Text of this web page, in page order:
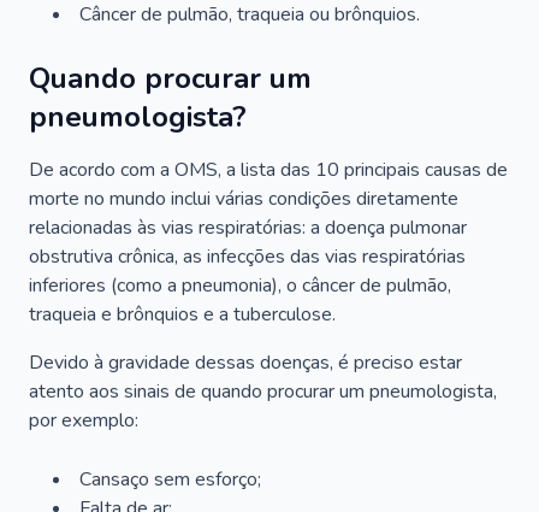
Câncer de pulmão, traqueia ou brônquios.
Quando procurar um
pneumologista?
De acordo com a OMS, a lista das 10 principais causas de
morte no mundo inclui várias condições diretamente
relacionadas às vias respiratórias: a doença pulmonar
obstrutiva crônica, as infecções das vias respiratórias
inferiores (como a pneumonia), o câncer de pulmão,
traqueia e brônquios e a tuberculose.
Devido à gravidade dessas doenças, é preciso estar
atento aos sinais de quando procurar um pneumologista,
por exemplo:
Cansaço sem esforço;